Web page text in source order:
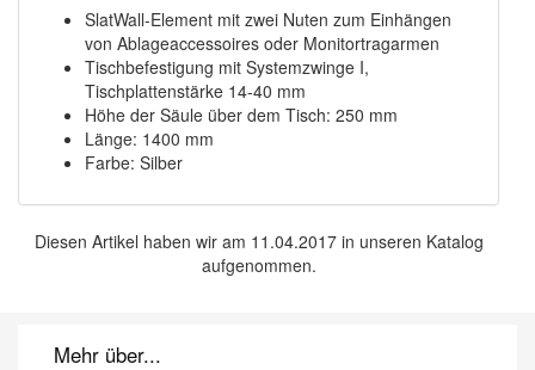
SlatWall-Element mit zwei Nuten zum Einhängen
von Ablageaccessoires oder Monitortragarmen
Tischbefestigung mit Systemzwinge I,
Tischplattenstärke 14-40 mm
Höhe der Säule über dem Tisch: 250 mm
Länge: 1400 mm
Farbe: Silber
Diesen Artikel haben wir am 11.04.2017 in unseren Katalog
aufgenommen.
Mehr über...